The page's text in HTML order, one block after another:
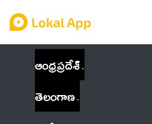
ఆంధ్రప్రదేశ్
తెలంగాణ